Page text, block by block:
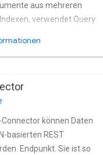
aus mehreren
verwendet Query
Connector können Daten
basierten REST
Endpunkt. Sie ist so